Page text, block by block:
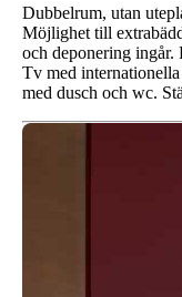
Dubbelrum, utan
Möjlighet till
och deponering ingår.
Tv med
med dusch och wc.